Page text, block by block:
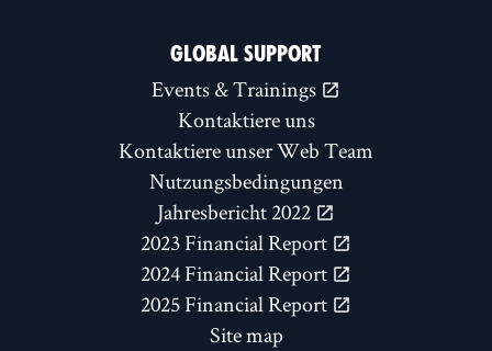
GLOBAL SUPPORT
Events & Trainings
Kontaktiere uns
Kontaktiere unser Web Team
Nutzungsbedingungen
Jahresbericht 2022
2023 Financial Report
2024 Financial Report
2025 Financial Report
Site map